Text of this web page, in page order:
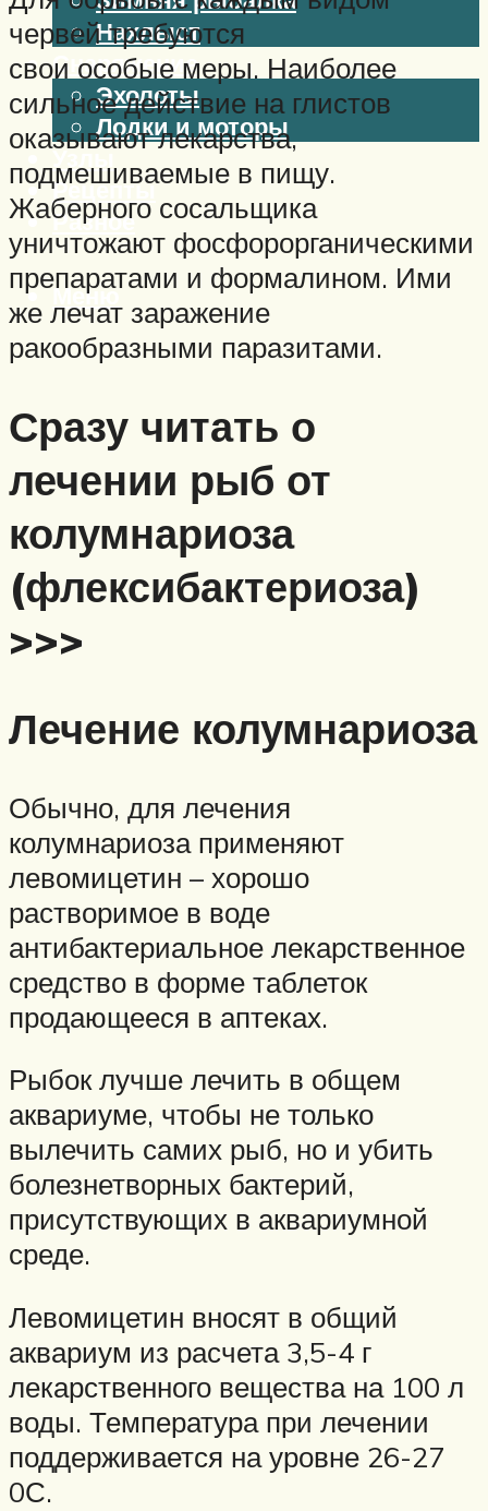
Нахлыст
Снаряжение
Эхолоты
Лодки и моторы
Узлы
Рецепты
Разное
Меню
червей требуются
свои особые меры. Наиболее
сильное действие на глистов
оказывают лекарства,
подмешиваемые в пищу.
Жаберного сосальщика
уничтожают фосфорорганическими
препаратами и формалином. Ими
же лечат заражение
ракообразными паразитами.
Сразу читать о
лечении рыб от
колумнариоза
(флексибактериоза)
>>>
Лечение колумнариоза
Обычно, для лечения
колумнариоза применяют
левомицетин – хорошо
растворимое в воде
антибактериальное лекарственное
средство в форме таблеток
продающееся в аптеках.
Рыбок лучше лечить в общем
аквариуме, чтобы не только
вылечить самих рыб, но и убить
болезнетворных бактерий,
присутствующих в аквариумной
среде.
Левомицетин вносят в общий
аквариум из расчета 3,5-4 г
лекарственного вещества на 100 л
воды. Температура при лечении
поддерживается на уровне 26-27
0С.